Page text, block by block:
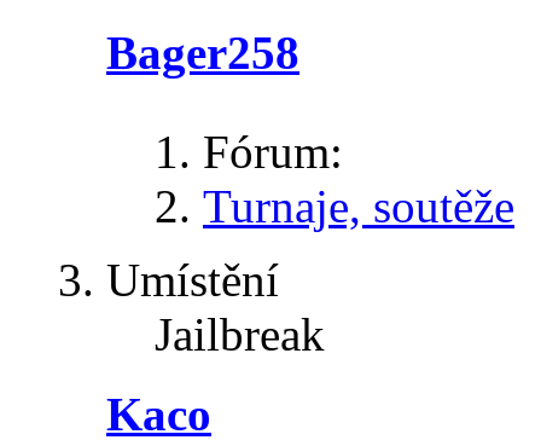
Bager258
Fórum:
Turnaje, soutěže
Umístění
Jailbreak
Kaco